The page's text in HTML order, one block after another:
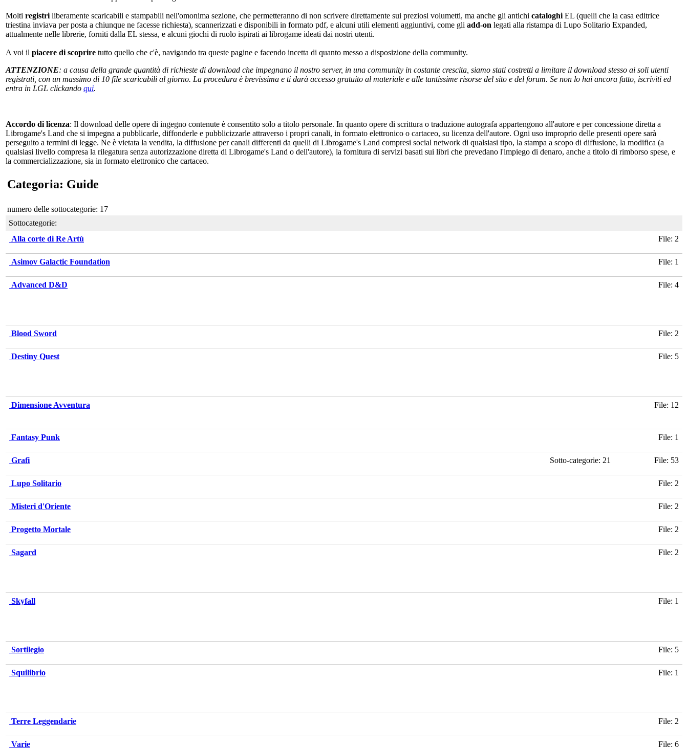
Molti registri liberamente scaricabili e stampabili nell'omonima sezione, che permetteranno di non scrivere direttamente sui preziosi volumetti, ma anche gli antichi cataloghi EL (quelli che la casa editrice
triestina inviava per posta a chiunque ne facesse richiesta), scannerizzati e disponibili in formato pdf, e alcuni utili elementi aggiuntivi, come gli add-on legati alla ristampa di Lupo Solitario Expanded,
attualmente nelle librerie, forniti dalla EL stessa, e alcuni giochi di ruolo ispirati ai librogame ideati dai nostri utenti.
A voi il piacere di scoprire tutto quello che c'è, navigando tra queste pagine e facendo incetta di quanto messo a disposizione della community.
ATTENZIONE: a causa della grande quantità di richieste di download che impegnano il nostro server, in una community in costante crescita, siamo stati costretti a limitare il download stesso ai soli utenti
registrati, con un massimo di 10 file scaricabili al giorno. La procedura è brevissima e ti darà accesso gratuito al materiale e alle tantissime risorse del sito e del forum. Se non lo hai ancora fatto, iscriviti ed
entra in LGL clickando qui.
Accordo di licenza: Il download delle opere di ingegno contenute è consentito solo a titolo personale. In quanto opere di scrittura o traduzione autografa appartengono all'autore e per concessione diretta a
Librogame's Land che si impegna a pubblicarle, diffonderle e pubblicizzarle attraverso i propri canali, in formato elettronico o cartaceo, su licenza dell'autore. Ogni uso improprio delle presenti opere sarà
perseguito a termini di legge. Ne è vietata la vendita, la diffusione per canali differenti da quelli di Librogame's Land compresi social network di qualsiasi tipo, la stampa a scopo di diffusione, la modifica (a
qualsiasi livello compresa la rilegatura senza autorizzazione diretta di Librogame's Land o dell'autore), la fornitura di servizi basati sui libri che prevedano l'impiego di denaro, anche a titolo di rimborso spese, e
la commercializzazione, sia in formato elettronico che cartaceo.
Categoria: Guide
numero delle sottocategorie: 17
Sottocategorie:
Alla corte di Re Artù
File: 2
Asimov Galactic Foundation File: 1
Advanced D&D File: 4
Blood Sword File: 2
Destiny Quest File: 5
Dimensione Avventura File: 12
Fantasy Punk File: 1
Grafi Sotto-categorie: 21 File: 53
Lupo Solitario File: 2
Misteri d'Oriente File: 2
Progetto Mortale File: 2
Sagard File: 2
Skyfall File: 1
Sortilegio File: 5
Squilibrio File: 1
Terre Leggendarie File: 2
Varie File: 6